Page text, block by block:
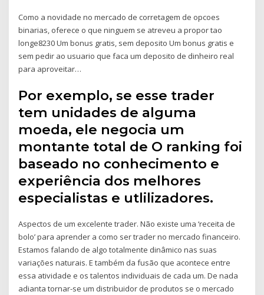
Como a novidade no mercado de corretagem de opcoes
binarias, oferece o que ninguem se atreveu a propor tao
longe8230 Um bonus gratis, sem deposito Um bonus gratis e
sem pedir ao usuario que faca um deposito de dinheiro real
para aproveitar…
Por exemplo, se esse trader
tem unidades de alguma
moeda, ele negocia um
montante total de O ranking foi
baseado no conhecimento e
experiência dos melhores
especialistas e utlilizadores.
Aspectos de um excelente trader. Não existe uma ‘receita de
bolo’ para aprender a como ser trader no mercado financeiro.
Estamos falando de algo totalmente dinâmico nas suas
variações naturais. E também da fusão que acontece entre
essa atividade e os talentos individuais de cada um. De nada
adianta tornar-se um distribuidor de produtos se o mercado